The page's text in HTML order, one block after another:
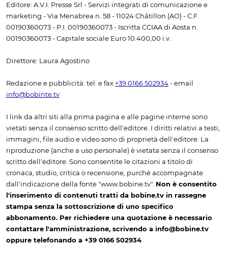
Editore: A.V.I. Presse Srl - Servizi integrati di comunicazione e
marketing - Via Menabrea n. 58 - 11024 Châtillon (AO) - C.F.
00190360073 - P.I. 00190360073 - Iscritta CCIAA di Aosta n.
00190360073 - Capitale sociale Euro 10.400,00 i.v.
Direttore: Laura Agostino
Redazione e pubblicità: tel. e fax +39 0166 502934 - email
info@bobinte.tv
I link da altri siti alla prima pagina e alle pagine interne sono
vietati senza il consenso scritto dell'editore. I diritti relativi a testi,
immagini, file audio e video sono di proprietà dell'editore. La
riproduzione (anche a uso personale) è vietata senza il consenso
scritto dell'editore. Sono consentite le citazioni a titolo di
cronaca, studio, critica o recensione, purché accompagnate
dall'indicazione della fonte "www.bobine.tv". Non è consentito
l'inserimento di contenuti tratti da bobine.tv in rassegne
stampa senza la sottoscrizione di uno specifico
abbonamento. Per richiedere una quotazione è necessario
contattare l'amministrazione, scrivendo a info@bobine.tv
oppure telefonando a +39 0166 502934